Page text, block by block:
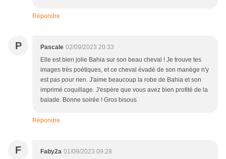
Répondre
P Pascale 02/09/2023 20:33
Elle est bien jolie Bahia sur son beau cheval ! Je trouve tes
images très poétiques, et ce cheval évadé de son manège n'y
est pas pour rien. J'aime beaucoup la robe de Bahia et son
imprimé coquillage. J'espère que vous avez bien profité de la
balade. Bonne soirée ! Gros bisous
Répondre
F Faby2a 01/09/2023 09:28